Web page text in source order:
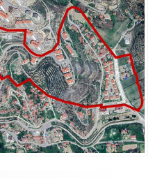
İstikrar
Üyelerini Kabul Etti